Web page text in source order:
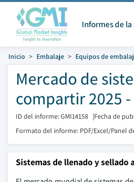
Informes de
Inicio Embalaje Equipos de
Mercado de
compartir 2025 -
ID del informe: GMI14158 |Fecha de
Formato del informe: PDF/Excel/Panel
Sistemas de llenado y sellado